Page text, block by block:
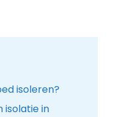
isoleren?
isolatie in